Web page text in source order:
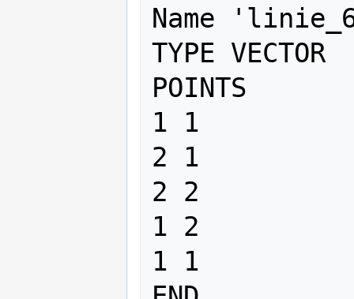
Name
TYPE VECTOR
POINTS
1 1
2 1
2 2
1 2
1 1